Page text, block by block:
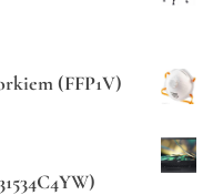
(FFP1V)